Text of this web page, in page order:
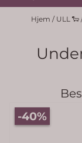
Hjem / ULL 🐑
mulige
-40%